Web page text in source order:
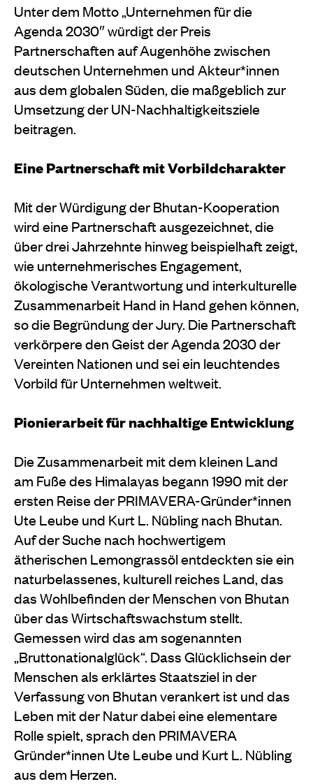
Unter dem Motto „Unternehmen für die
Agenda 2030″ würdigt der Preis
Partnerschaften auf Augenhöhe zwischen
deutschen Unternehmen und Akteur*innen
aus dem globalen Süden, die maßgeblich zur
Umsetzung der UN-Nachhaltigkeitsziele
beitragen.
Eine Partnerschaft mit Vorbildcharakter
Mit der Würdigung der Bhutan-Kooperation
wird eine Partnerschaft ausgezeichnet, die
über drei Jahrzehnte hinweg beispielhaft zeigt,
wie unternehmerisches Engagement,
ökologische Verantwortung und interkulturelle
Zusammenarbeit Hand in Hand gehen können,
so die Begründung der Jury. Die Partnerschaft
verkörpere den Geist der Agenda 2030 der
Vereinten Nationen und sei ein leuchtendes
Vorbild für Unternehmen weltweit.
Pionierarbeit für nachhaltige Entwicklung
Die Zusammenarbeit mit dem kleinen Land
am Fuße des Himalayas begann 1990 mit der
ersten Reise der PRIMAVERA-Gründer*innen
Ute Leube und Kurt L. Nübling nach Bhutan.
Auf der Suche nach hochwertigem
ätherischen Lemongrassöl entdeckten sie ein
naturbelassenes, kulturell reiches Land, das
das Wohlbefinden der Menschen von Bhutan
über das Wirtschaftswachstum stellt.
Gemessen wird das am sogenannten
„Bruttonationalglück“. Dass Glücklichsein der
Menschen als erklärtes Staatsziel in der
Verfassung von Bhutan verankert ist und das
Leben mit der Natur dabei eine elementare
Rolle spielt, sprach den PRIMAVERA
Gründer*innen Ute Leube und Kurt L. Nübling
aus dem Herzen.